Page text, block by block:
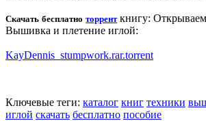
Скачать бесплатноторренткнигу:
Вышивка и плетение иглой:
KayDennis_stumpwork.rar.torrent
Ключевые теги: каталог книг техники
иглой скачать бесплатно пособие